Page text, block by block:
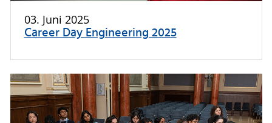
03. Juni 2025
Career Day Engineering 2025